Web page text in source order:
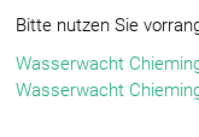
Bitte nutzen Sie
Wasserwacht
Wasserwacht